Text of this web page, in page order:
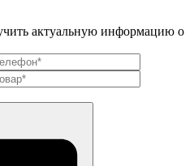
актуальную информацию о